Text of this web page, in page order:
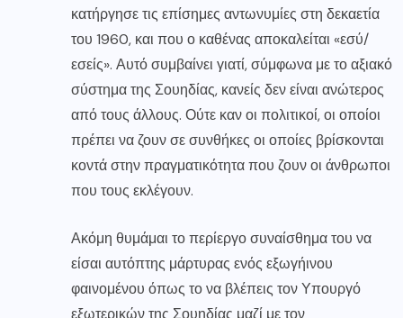
κατήργησε τις επίσημες αντωνυμίες στη δεκαετία
του 1960, και που ο καθένας αποκαλείται «εσύ/
εσείς». Αυτό συμβαίνει γιατί, σύμφωνα με το αξιακό
σύστημα της Σουηδίας, κανείς δεν είναι ανώτερος
από τους άλλους. Ούτε καν οι πολιτικοί, οι οποίοι
πρέπει να ζουν σε συνθήκες οι οποίες βρίσκονται
κοντά στην πραγματικότητα που ζουν οι άνθρωποι
που τους εκλέγουν.
Ακόμη θυμάμαι το περίεργο συναίσθημα του να
είσαι αυτόπτης μάρτυρας ενός εξωγήινου
φαινομένου όπως το να βλέπεις τον Υπουργό